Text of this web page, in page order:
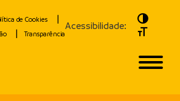
de Cookies
Transparência
Acessibilidade:
Toggle
Toggle